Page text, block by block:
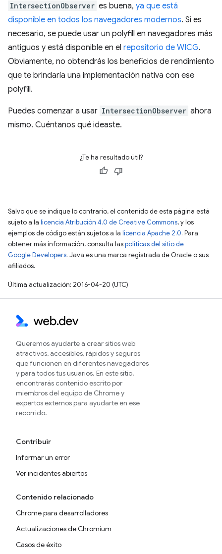
IntersectionObserver es buena, ya que está
disponible en todos los navegadores modernos. Si es
necesario, se puede usar un polyfill en navegadores más
antiguos y está disponible en el repositorio de WICG.
Obviamente, no obtendrás los beneficios de rendimiento
que te brindaría una implementación nativa con ese
polyfill.
Puedes comenzar a usar IntersectionObserver ahora
mismo. Cuéntanos qué ideaste.
¿Te ha resultado útil?
Salvo que se indique lo contrario, el contenido de esta página está
sujeto a la licencia Atribución 4.0 de Creative Commons, y los
ejemplos de código están sujetos a la licencia Apache 2.0. Para
obtener más información, consulta laspolíticas del sitio de
Google Developers. Java es una marca registrada de Oracle o sus
afiliados.
Última actualización: 2016-04-20 (UTC)
Queremos ayudarte a crear sitios web
atractivos, accesibles, rápidos y seguros
que funcionen en diferentes navegadores
y para todos tus usuarios. En este sitio,
encontrarás contenido escrito por
miembros del equipo de Chrome y
expertos externos para ayudarte en ese
recorrido.
Contribuir
Informar un error
Ver incidentes abiertos
Contenido relacionado
Chrome para desarrolladores
Actualizaciones de Chromium
Casos de éxito